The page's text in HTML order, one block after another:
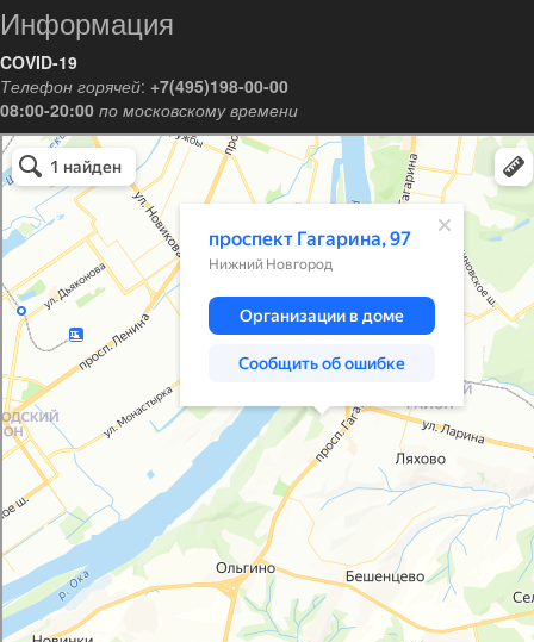
Информация
COVID-19
Телефон горячей: +7(495)198-00-00
08:00-20:00 по московскому времени